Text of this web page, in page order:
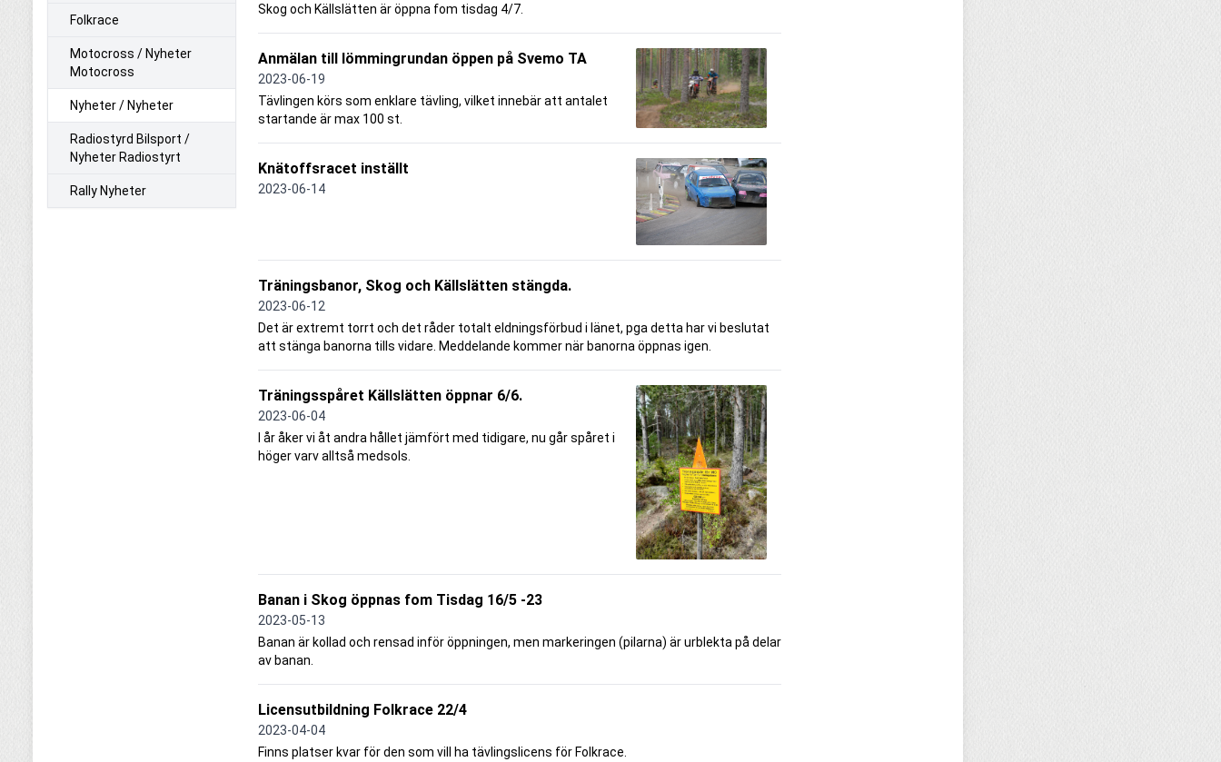
Folkrace
Motocross / Nyheter
Motocross
Nyheter / Nyheter
Radiostyrd Bilsport /
Nyheter Radiostyrt
Rally Nyheter
Skog och Källslätten är öppna fom tisdag 4/7.
Anmälan till lömmingrundan öppen på Svemo TA
2023-06-19
Tävlingen körs som enklare tävling, vilket innebär att antalet
startande är max 100 st.
Knätoffsracet inställt
2023-06-14
Träningsbanor, Skog och Källslätten stängda.
2023-06-12
Det är extremt torrt och det råder totalt eldningsförbud i länet, pga detta har vi beslutat
att stänga banorna tills vidare. Meddelande kommer när banorna öppnas igen.
Träningsspåret Källslätten öppnar 6/6.
2023-06-04
I år åker vi åt andra hållet jämfört med tidigare, nu går spåret i
höger varv alltså medsols.
Banan i Skog öppnas fom Tisdag 16/5 -23
2023-05-13
Banan är kollad och rensad inför öppningen, men markeringen (pilarna) är urblekta på delar
av banan.
Licensutbildning Folkrace 22/4
2023-04-04
Finns platser kvar för den som vill ha tävlingslicens för Folkrace.